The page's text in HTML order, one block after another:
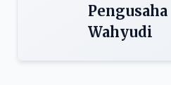
Wahyudi